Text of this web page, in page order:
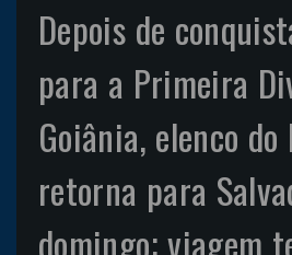
Depois de
para a Primeira
Goiânia, elenco do
retorna para
domingo; viagem